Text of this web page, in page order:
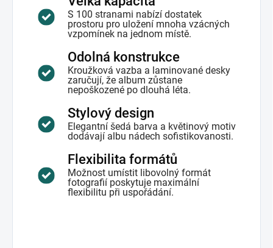
S 100 stranami nabízí dostatek
prostoru pro uložení mnoha vzácných
vzpomínek na jednom místě.
Odolná konstrukce
Kroužková vazba a laminované desky
zaručují, že album zůstane
nepoškozené po dlouhá léta.
Stylový design
Elegantní šedá barva a květinový motiv
dodávají albu nádech sofistikovanosti.
Flexibilita formátů
Možnost umístit libovolný formát
fotografií poskytuje maximální
flexibilitu při uspořádání.